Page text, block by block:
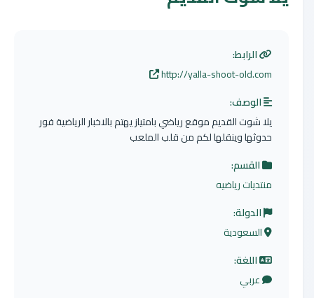
الرابط:
http://yalla-shoot-old.com
الوصف:
يلا شوت القديم موقع رياضي بامتياز يهتم بالاخبار الرياضية فور
حدوثها وينقلها لكم من قلب الملعب
القسم:
منتديات رياضيه
الدولة:
السعودية
اللغة:
عربي